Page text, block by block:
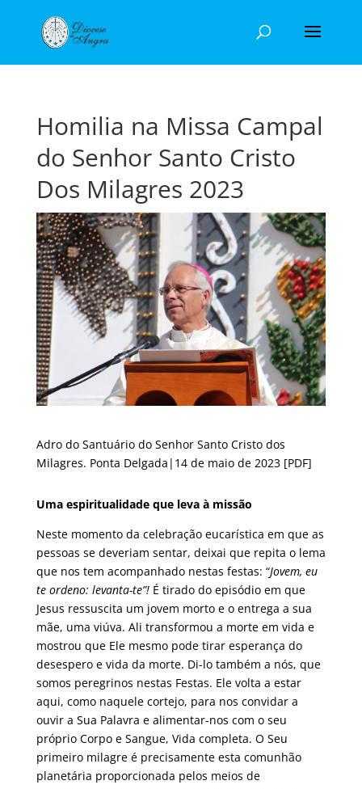
Homilia na Missa Campal
do Senhor Santo Cristo
Dos Milagres 2023
Adro do Santuário do Senhor Santo Cristo dos
Milagres. Ponta Delgada|14 de maio de 2023 [PDF]
Uma espiritualidade que leva à missão
Neste momento da celebração eucarística em que as
pessoas se deveriam sentar, deixai que repita o lema
que nos tem acompanhado nestas festas: “Jovem, eu
te ordeno: levanta-te”! É tirado do episódio em que
Jesus ressuscita um jovem morto e o entrega a sua
mãe, uma viúva. Ali transformou a morte em vida e
mostrou que Ele mesmo pode tirar esperança do
desespero e vida da morte. Di-lo também a nós, que
somos peregrinos nestas Festas. Ele volta a estar
aqui, como naquele cortejo, para nos convidar a
ouvir a Sua Palavra e alimentar-nos com o seu
próprio Corpo e Sangue, Vida completa. O Seu
primeiro milagre é precisamente esta comunhão
planetária proporcionada pelos meios de